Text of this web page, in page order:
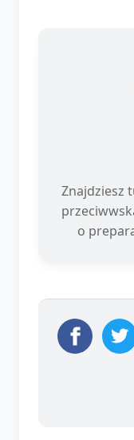
Znajdziesz
o